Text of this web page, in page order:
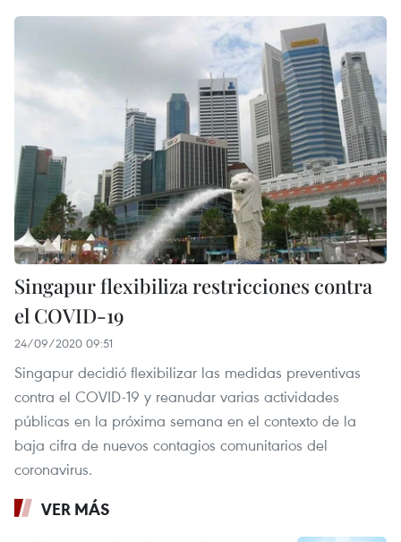
Singapur flexibiliza restricciones contra
el COVID-19
24/09/2020 09:51
Singapur decidió flexibilizar las medidas preventivas
contra el COVID-19 y reanudar varias actividades
públicas en la próxima semana en el contexto de la
baja cifra de nuevos contagios comunitarios del
coronavirus.
VER MÁS